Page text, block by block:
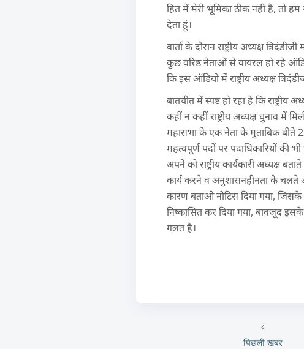
हित में मेरी भूमिका ठीक नहीं है, तो हम
देता हूं।
वार्ता के दौरान राष्ट्रीय अध्यक्ष
कुछ वरिष्ठ नेताओं से वायरल हो रहे
कि इस ऑडियो में राष्ट्रीय अध्यक्ष
बातचीत में स्पष्ट हो रहा है कि राष्ट्रीय
कहीं न कहीं राष्ट्रीय अध्यक्ष चुनाव में
महासभा के एक नेता के मुताबिक बीते 22
महत्वपूर्ण पदों पर पदाधिकारियों की
अपने को राष्ट्रीय कार्यकारी अध्यक्ष
कार्य करने व अनुशासनहीनता के चलते
कारण बताओ नोटिस दिया गया,
निष्कासित कर दिया गया, बावजूद
गलत है।
पिछली खबर